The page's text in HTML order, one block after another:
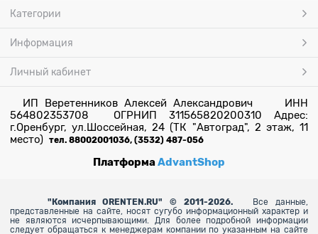
Категории
Информация
Личный кабинет
ИП Веретенников Алексей Александрович ИНН
564802353708 ОГРНИП 311565820200310 Адрес:
г.Оренбург, ул.Шоссейная, 24 (ТК "Автоград", 2 этаж, 11
место) тел. 88002001036, (3532) 487-056
ПлатформаAdvantShop
" Компания ORENTEN.RU" © 2011-2026.
Все данные,
представленные на сайте, носят сугубо информационный характер и
не являются исчерпывающими. Для более подробной информации
следует обращаться к менеджерам компании по указанным на сайте